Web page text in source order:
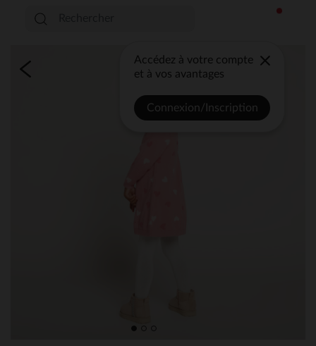
Accédez à votre compte
et à vos avantages
Connexion/Inscription